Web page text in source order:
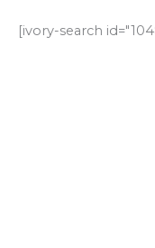
[ivory-search